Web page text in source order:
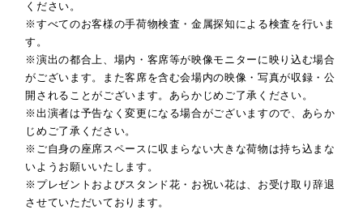
ください。
※すべてのお客様の手荷物検査・金属探知による検査を行いま
す。
※演出の都合上、場内・客席等が映像モニターに映り込む場合
がございます。また客席を含む会場内の映像・写真が収録・公
開されることがございます。あらかじめご了承ください。
※出演者は予告なく変更になる場合がございますので、あらか
じめご了承ください。
※ご自身の座席スペースに収まらない大きな荷物は持ち込まな
いようお願いいたします。
※プレゼントおよびスタンド花・お祝い花は、お受け取り辞退
させていただいております。